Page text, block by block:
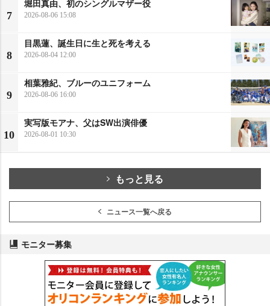
7
堀田真由、初のシングルマザー役
2026-08-06 15:08
8
目黒蓮、誕生日に生と死を考える
2026-08-04 12:00
9
相葉雅紀、ブルーのユニフォーム
2026-08-06 16:00
10
実写版モアナ、父はSW出演俳優
2026-08-01 10:30
もっと見る
ニュース一覧へ戻る
モニター募集